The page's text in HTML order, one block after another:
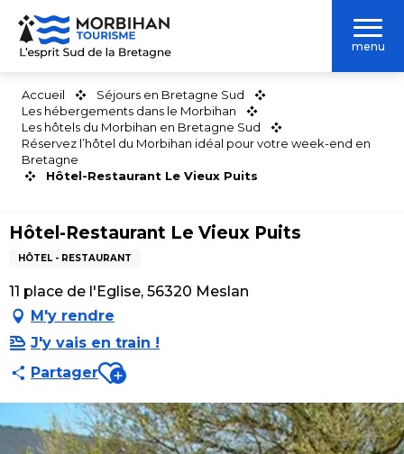
Aller
contenu
menu
Accueil
Séjours en Bretagne Sud
Les hébergements dans le Morbihan
Les hôtels du Morbihan en Bretagne Sud
Réservez l’hôtel du Morbihan idéal pour votre week-end en
Bretagne
Hôtel-Restaurant Le Vieux Puits
Hôtel-Restaurant Le Vieux Puits
HÔTEL - RESTAURANT
11 place de l'Eglise, 56320 Meslan
M'y rendre
J'y vais en train !
PartagerAjouter aux favoris